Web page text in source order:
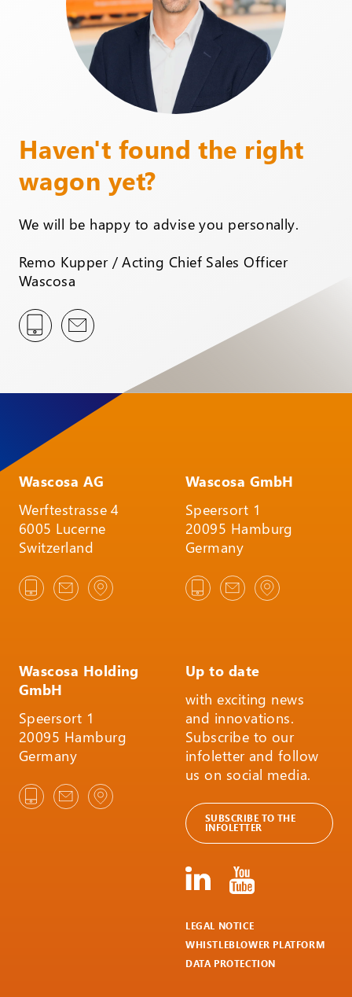
Haven't found the right
wagon yet?
We will be happy to advise you personally.
Remo Kupper / Acting Chief Sales Officer
Wascosa
Wascosa AG
Werftestrasse 4
6005 Lucerne
Switzerland
Wascosa GmbH
Speersort 1
20095 Hamburg
Germany
Wascosa Holding
GmbH
Speersort 1
20095 Hamburg
Germany
Up to date
with exciting news
and innovations.
Subscribe to our
infoletter and follow
us on social media.
SUBSCRIBE TO THE
INFOLETTER
LEGAL NOTICE
WHISTLEBLOWER PLATFORM
DATA PROTECTION